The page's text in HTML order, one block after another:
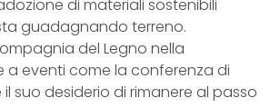
di materiali sostenibili
guadagnando terreno.
del Legno nella
a eventi come la conferenza di
suo desiderio di rimanere al passo